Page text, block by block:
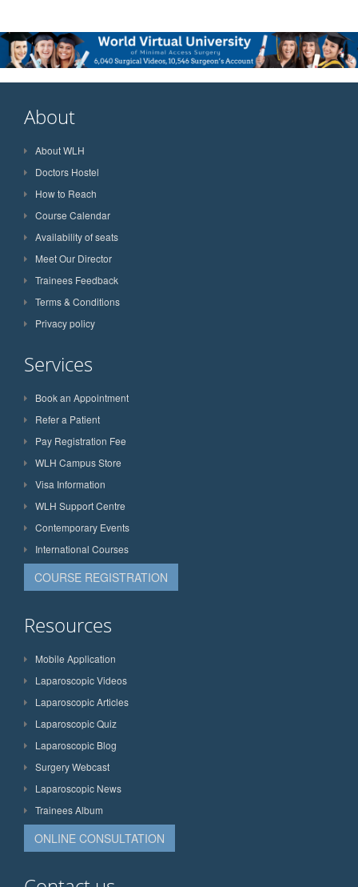
About
About WLH
Doctors Hostel
How to Reach
Course Calendar
Availability of seats
Meet Our Director
Trainees Feedback
Terms & Conditions
Privacy policy
Services
Book an Appointment
Refer a Patient
Pay Registration Fee
WLH Campus Store
Visa Information
WLH Support Centre
Contemporary Events
International Courses
COURSE REGISTRATION
Resources
Mobile Application
Laparoscopic Videos
Laparoscopic Articles
Laparoscopic Quiz
Laparoscopic Blog
Surgery Webcast
Laparoscopic News
Trainees Album
ONLINE CONSULTATION